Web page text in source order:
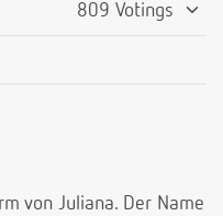
809 Votings
von Juliana. Der Name